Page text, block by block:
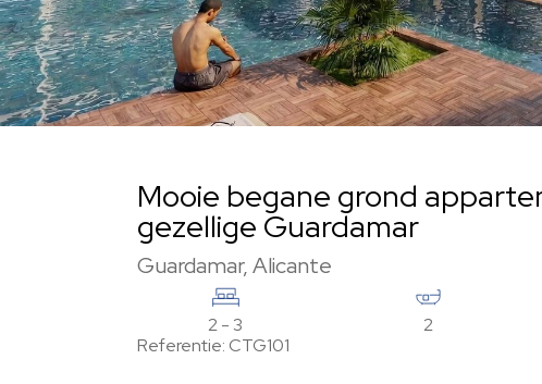
Mooie begane grond
gezellige Guardamar
Guardamar, Alicante
2 - 3 2
Referentie: CTG101